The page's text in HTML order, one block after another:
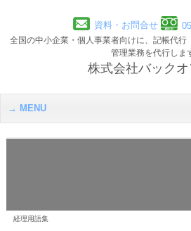
資料・お問合せ
全国の中小企業・個人事業者向けに、記帳代行
管理業務を代行しま
株式会社バックオ
MENU
経理用語集